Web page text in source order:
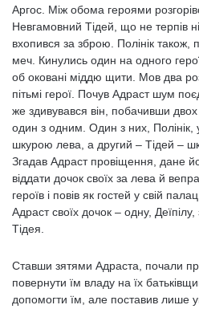
Аргос. Між обома героями
Невгамовний Тідей, що не терпів
вхопився за зброю. Полінік
меч. Кинулись один на одного
об оковані міддю щити. Мов два
пітьмі герої. Почув Адраст шум
же здивувався він, побачивши
один з одним. Один з них, Полінік,
шкурою лева, а другий – Тідей –
Згадав Адраст провіщення, дане
віддати дочок своїх за лева й
героїв і повів як гостей у свій
Адраст своїх дочок – одну,
Тідея.
Ставши зятями Адраста, почали
повернути їм владу на їх
допомогти їм, але поставив лише